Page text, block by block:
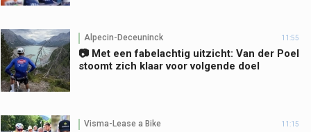
Alpecin-Deceuninck 11:55
📷 Met een fabelachtig uitzicht: Van der Poel
stoomt zich klaar voor volgende doel
Visma-Lease a Bike 11:15